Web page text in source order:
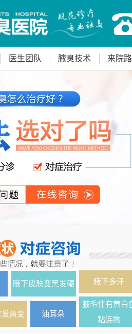
医生团队 腋臭技术 来院
腋下皮肤变黑发硬 腋下多汗
黄变 油耳朵
腋毛伴有黄白
粘连物